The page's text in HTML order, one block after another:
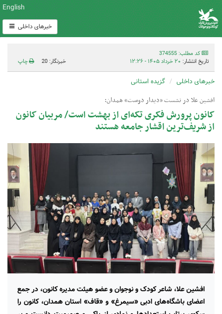
English
خبرهای داخلی
کد مطلب: 374555
تاریخ انتشار: ۲۰ خرداد ۱۴۰۵ - ۱۲:۲۶ خبرنگار: 20 چاپ
خبرهای داخلی گزیده استانی
افشین علا در نشست «دیدار دوست» همدان:
کانون پرورش فکری تکه‌ای از بهشت است/ مربیان کانون
از شریف‌ترین اقشار جامعه هستند
افشین علا، شاعر کودک و نوجوان و عضو هیئت مدیره کانون، در جمع
اعضای باشگاه‌های ادبی «سیمرغ» و «قاف» استان همدان، کانون را